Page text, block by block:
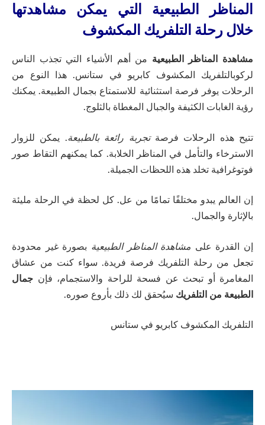
المناظر الطبيعية التي يمكن مشاهدتها
خلال رحلة التلفريك المكشوف
مشاهدة المناظر الطبيعية من أهم الأشياء التي تجذب الناس
لركوبالتلفريك المكشوف كابريو في ستانس. هذا النوع من
الرحلات يوفر فرصة استثنائية للاستمتاع بجمال الطبيعة. يمكنك
رؤية الغابات الكثيفة والجبال المغطاة بالثلوج.
تتيح هذه الرحلات فرصةتجربة رائعة بالطبيعة. يمكن للزوار
الاسترخاء والتأمل في المناظر الخلابة. كما يمكنهم التقاط صور
فوتوغرافية تخلد هذه اللحظات الجميلة.
إن العالم يبدو مختلفًا تمامًا من عل. كل لحظة في الرحلة مليئة
بالإثارة والجمال.
إن القدرة على مشاهدة المناظر الطبيعية بصورة غير محدودة
تجعل من رحلة التلفريك فرصة فريدة. سواء كنت من عشاق
المغامرة أو تبحث عن فسحة للراحة والاستجمام، فإن جمال
الطبيعة من التلفريك سيُحقق لك ذلك بأروع صوره.
التلفريك المكشوف كابريو في ستانس